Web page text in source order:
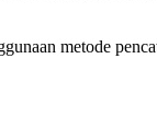
metode